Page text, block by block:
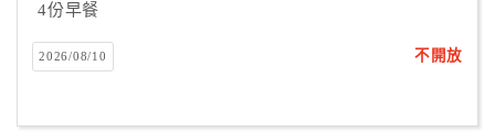
4份早餐
2026/08/10 不開放